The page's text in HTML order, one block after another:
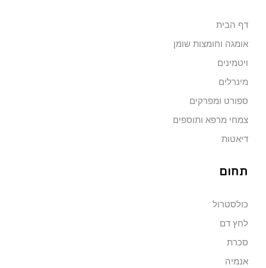
דף הבית
אומגה וחומצות שומן
ויטמינים
מינרלים
ספורט ומפרקים
צמחי מרפא ותוספים
דיאטות
תחום
כולסטרול
לחץ דם
סכרת
אנמיה